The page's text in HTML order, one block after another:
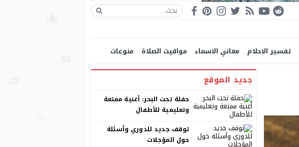
تفسير الاحلام معاني الاسماء مواقيت الصلاة
منوعات
جديد الموقع
حفلة تحت البحر: أغنية ممتعة
وتعليمية للأطفال
توقف جديد للدوري وأسئلة
حول المؤجلات